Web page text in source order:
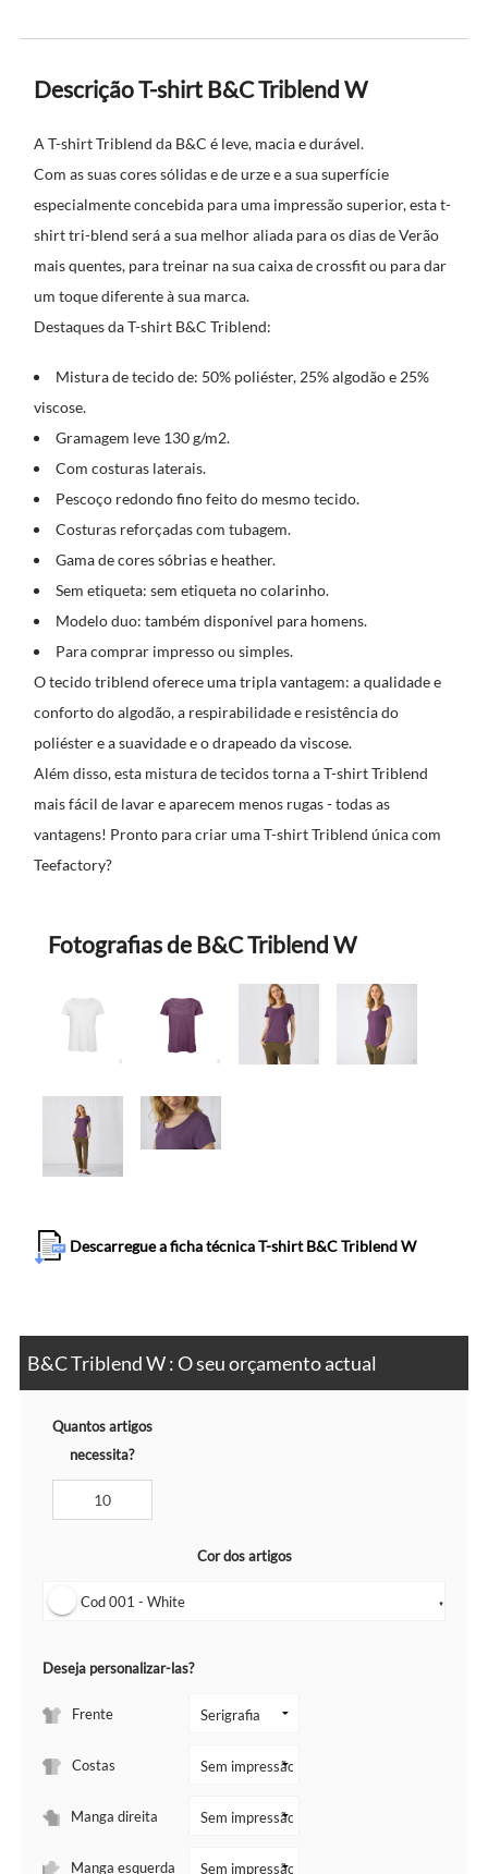
Descrição T-shirt B&C Triblend W
A T-shirt Triblend da B&C é leve, macia e durável.
Com as suas cores sólidas e de urze e a sua superfície
especialmente concebida para uma impressão superior, esta t-
shirt tri-blend será a sua melhor aliada para os dias de Verão
mais quentes, para treinar na sua caixa de crossfit ou para dar
um toque diferente à sua marca.
Destaques da T-shirt B&C Triblend:
Mistura de tecido de: 50% poliéster, 25% algodão e 25%
viscose.
Gramagem leve 130 g/m2.
Com costuras laterais.
Pescoço redondo fino feito do mesmo tecido.
Costuras reforçadas com tubagem.
Gama de cores sóbrias e heather.
Sem etiqueta: sem etiqueta no colarinho.
Modelo duo: também disponível para homens.
Para comprar impresso ou simples.
O tecido triblend oferece uma tripla vantagem: a qualidade e
conforto do algodão, a respirabilidade e resistência do
poliéster e a suavidade e o drapeado da viscose.
Além disso, esta mistura de tecidos torna a T-shirt Triblend
mais fácil de lavar e aparecem menos rugas - todas as
vantagens! Pronto para criar uma T-shirt Triblend única com
Teefactory?
Fotografias de B&C Triblend W
Descarregue a ficha técnica T-shirt B&C Triblend W
B&C Triblend W : O seu orçamento actual
Quantos artigos
necessita?
Cor dos artigos
Cod 001 - White ▼
Deseja personalizar-las?
Frente
Costas
Manga direita
Manga esquerda